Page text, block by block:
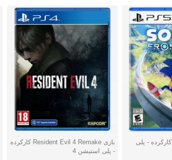
بازی Sonic Frontiers کارکرده - پلی
دوست داشتن
بازی Resident Evil 4 Remake کارکرده
- پلی استیشن 4